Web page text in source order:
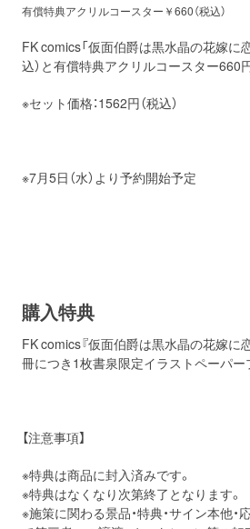
有償特典アクリルコースター￥660（税込）
FK comics「仮面伯爵は黒水晶の花嫁に
込）と有償特典アクリルコースター660円
※セット価格：1562円（税込）
※7月5日（水）より予約開始予定
購入特典
FK comics『仮面伯爵は黒水晶の花嫁に
冊につき1枚書泉限定イラストペーパー
【注意事項】
※特典は商品に封入済みです。
※特典はなくなり次第終了となります。
※施策に関わる景品・特典・サイン本他・